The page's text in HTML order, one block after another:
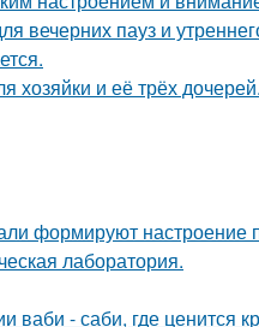
вечерних пауз и
хозяйки и её трёх дочерей.
формируют настроение
лаборатория.
- саби, где ценится